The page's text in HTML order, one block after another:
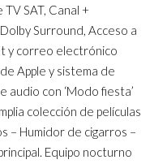
SAT, Canal +
Surround, Acceso a
y correo electrónico
Apple y sistema de
con ‘Modo fiesta’
colección de películas
– Humidor de cigarros –
Equipo nocturno